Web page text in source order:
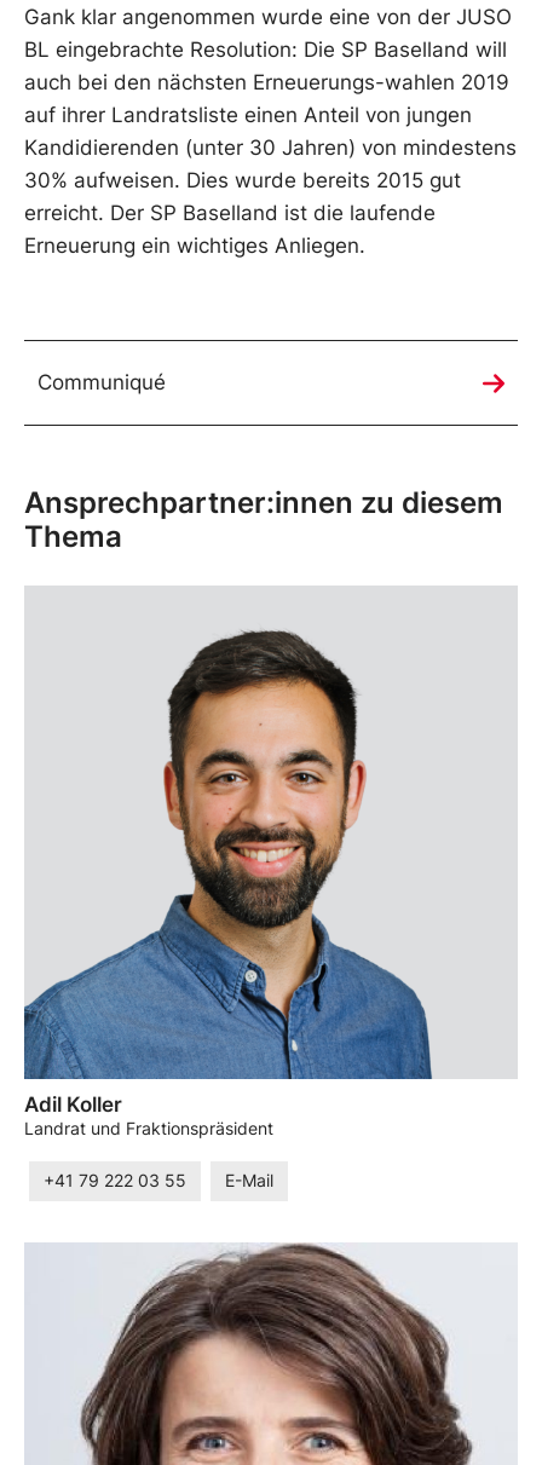
Gank klar angenommen wurde eine von der JUSO
BL eingebrachte Resolution: Die SP Baselland will
auch bei den nächsten Erneuerungs-wahlen 2019
auf ihrer Landratsliste einen Anteil von jungen
Kandidierenden (unter 30 Jahren) von mindestens
30% aufweisen. Dies wurde bereits 2015 gut
erreicht. Der SP Baselland ist die laufende
Erneuerung ein wichtiges Anliegen.
Communiqué
Ansprechpartner:innen zu diesem
Thema
Adil Koller
Landrat und Fraktionspräsident
+41 79 222 03 55 E-Mail